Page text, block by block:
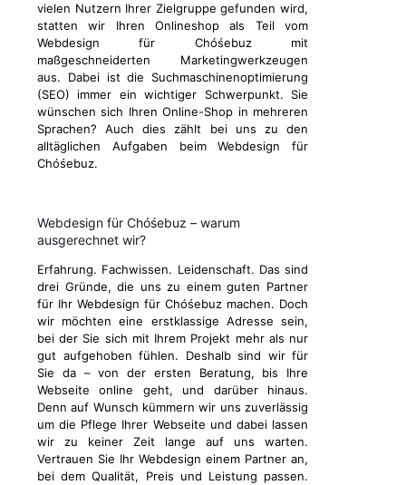
vielen Nutzern Ihrer Zielgruppe gefunden wird,
statten wir Ihren Onlineshop als Teil vom
Webdesign für Chóśebuz mit
maßgeschneiderten Marketingwerkzeugen
aus. Dabei ist die Suchmaschinenoptimierung
(SEO) immer ein wichtiger Schwerpunkt. Sie
wünschen sich Ihren Online-Shop in mehreren
Sprachen? Auch dies zählt bei uns zu den
alltäglichen Aufgaben beim Webdesign für
Chóśebuz.
Webdesign für Chóśebuz – warum
ausgerechnet wir?
Erfahrung. Fachwissen. Leidenschaft. Das sind
drei Gründe, die uns zu einem guten Partner
für Ihr Webdesign für Chóśebuz machen. Doch
wir möchten eine erstklassige Adresse sein,
bei der Sie sich mit Ihrem Projekt mehr als nur
gut aufgehoben fühlen. Deshalb sind wir für
Sie da – von der ersten Beratung, bis Ihre
Webseite online geht, und darüber hinaus.
Denn auf Wunsch kümmern wir uns zuverlässig
um die Pflege Ihrer Webseite und dabei lassen
wir zu keiner Zeit lange auf uns warten.
Vertrauen Sie Ihr Webdesign einem Partner an,
bei dem Qualität, Preis und Leistung passen.